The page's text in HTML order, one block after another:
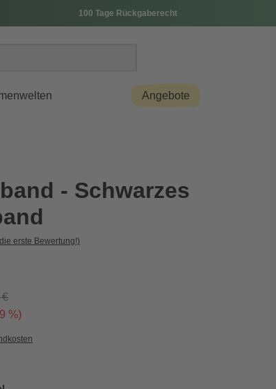
100 Tage Rückgaberecht
Angebote
- Schwarzes
erste Bewertung!)
€
%)